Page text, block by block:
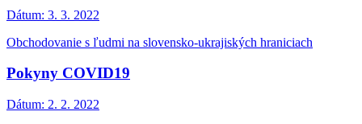
Dátum: 3. 3. 2022
Obchodovanie s ľudmi na slovensko-ukrajiských hraniciach
Pokyny COVID19
Dátum: 2. 2. 2022